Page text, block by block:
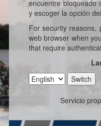
encuentre
y escoger la opción
For security reasons,
web browser when
that require
Servicio